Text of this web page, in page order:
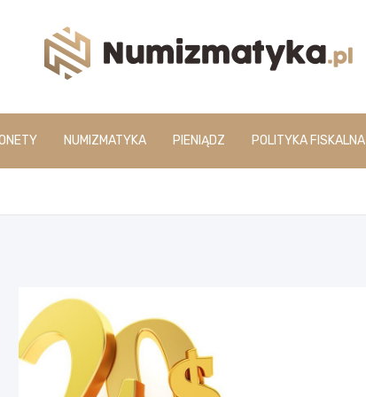
www.numizmatyka.pl
NUMIZMATYKA PIENIĄDZ POLITYKA FISKALNA